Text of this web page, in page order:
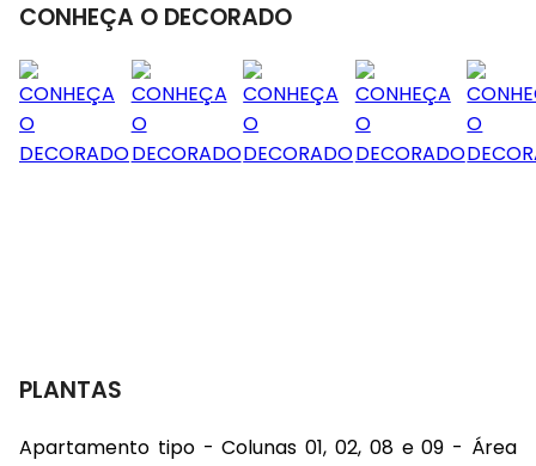
CONHEÇA O DECORADO
PLANTAS
Apartamento tipo - Colunas 01, 02, 08 e 09 - Área